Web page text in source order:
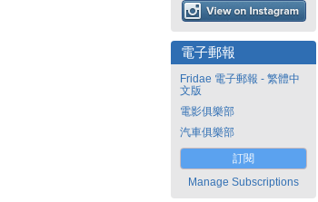
電子郵報
Fridae 電子郵報 - 繁體中
文版
電影俱樂部
汽車俱樂部
訂閱
Manage Subscriptions